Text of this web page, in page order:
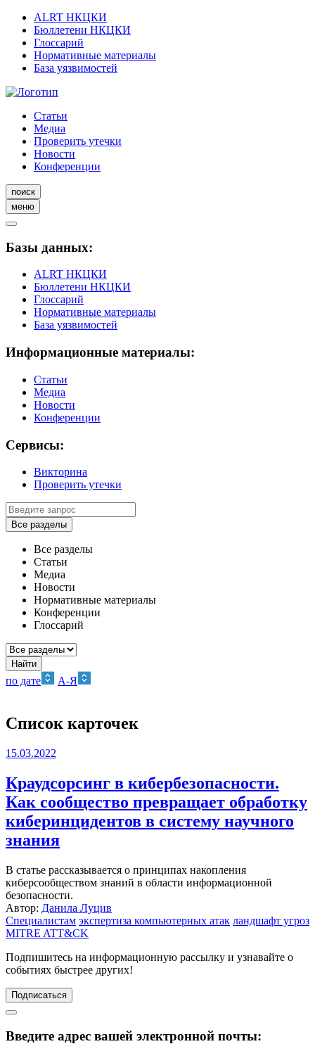
ALRT НКЦКИ
Бюллетени НКЦКИ
Глоссарий
Нормативные материалы
База уязвимостей
Статьи
Медиа
Проверить утечки
Новости
Конференции
поиск
меню
Базы данных:
ALRT НКЦКИ
Бюллетени НКЦКИ
Глоссарий
Нормативные материалы
База уязвимостей
Информационные материалы:
Статьи
Медиа
Новости
Конференции
Сервисы:
Викторина
Проверить утечки
Все разделы
Все разделы
Статьи
Медиа
Новости
Нормативные материалы
Конференции
Глоссарий
Найти
по дате А-Я
Список карточек
15.03.2022
Краудсорсинг в кибербезопасности.
Как сообщество превращает обработку
киберинцидентов в систему научного
знания
В статье рассказывается о принципах накопления
киберсообществом знаний в области информационной
безопасности.
Автор: Данила Луцив
Специалистам экспертиза компьютерных атак ландшафт угроз
MITRE ATT&CK
Подпишитесь на информационную рассылку и узнавайте о
событиях быстрее других!
Подписаться
Введите адрес вашей электронной почты: